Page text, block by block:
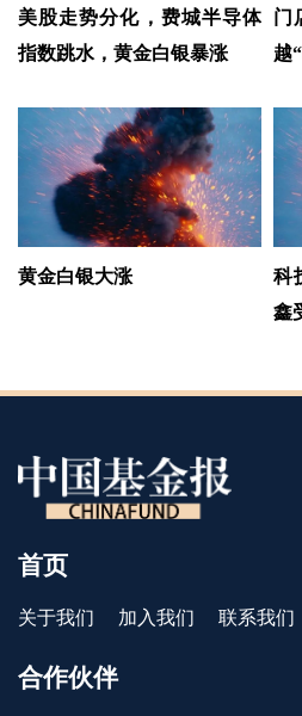
美股走势分化，费城半导体
指数跳水，黄金白银暴涨
门
越
黄金白银大涨
科
鑫
首页
关于我们 加入我们 联系我们
合作伙伴